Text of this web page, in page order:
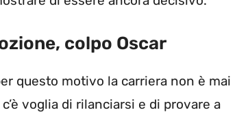
colpo Oscar
questo motivo la carriera non è mai
voglia di rilanciarsi e di provare a